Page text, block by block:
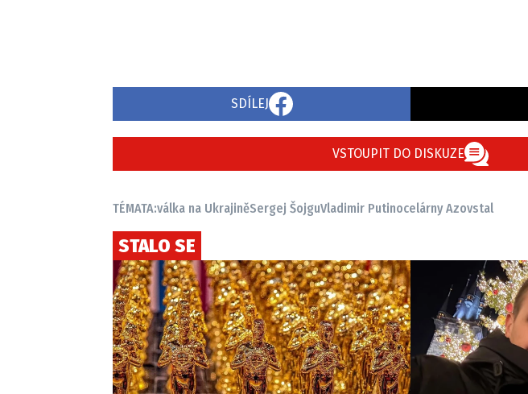
SDÍLEJ
VSTOUPIT DO DISKUZE
TÉMATA:válka na UkrajiněSergej ŠojguVladimir Putinocelárny Azovstal
STALO SE